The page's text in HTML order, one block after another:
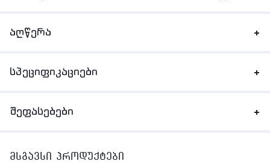
აღწერა
სპეციფიკაციები
შეფასებები
მსგავსი პროდუქტები